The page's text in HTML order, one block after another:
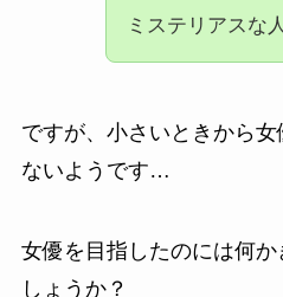
ミステリアスな
ですが、小さいときから
ないようです…
女優を目指したのには何
しょうか？